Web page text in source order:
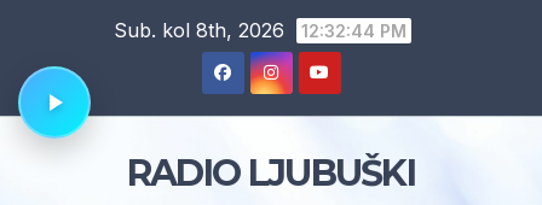
content
Sub. kol 8th, 2026 12:32:44 PM
RADIO LJUBUŠKI